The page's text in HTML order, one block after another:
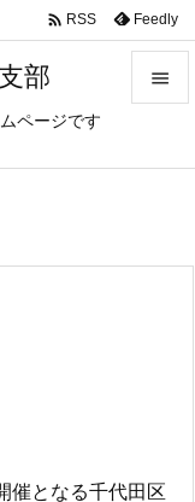
部
ページです

 RSS Feedly
催となる千代田区